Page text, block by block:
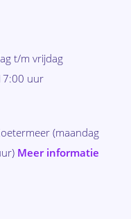
t/m vrijdag
uur
(maandag
Meer informatie